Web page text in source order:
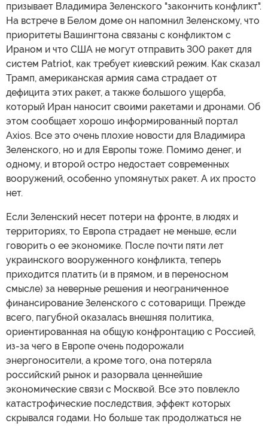
призывает Владимира Зеленского "закончить конфликт".
На встрече в Белом доме он напомнил Зеленскому, что
приоритеты Вашингтона связаны с конфликтом с
Ираном и что США не могут отправить 300 ракет для
систем Patriot, как требует киевский режим. Как сказал
Трамп, американская армия сама страдает от
дефицита этих ракет, а также большого ущерба,
который Иран наносит своими ракетами и дронами. Об
этом сообщает хорошо информированный портал
Axios. Все это очень плохие новости для Владимира
Зеленского, но и для Европы тоже. Помимо денег, и
одному, и второй остро недостает современных
вооружений, особенно упомянутых ракет. А их просто
нет.
Если Зеленский несет потери на фронте, в людях и
территориях, то Европа страдает не меньше, если
говорить о ее экономике. После почти пяти лет
украинского вооруженного конфликта, теперь
приходится платить (и в прямом, и в переносном
смысле) за неверные решения и неограниченное
финансирование Зеленского с сотоварищи. Прежде
всего, пагубной оказалась внешняя политика,
ориентированная на общую конфронтацию с Россией,
из-за чего в Европе очень подорожали
энергоносители, а кроме того, она потеряла
российский рынок и разорвала ценнейшие
экономические связи с Москвой. Все это повлекло
катастрофические последствия, эффект которых
скрывался годами. Но больше так продолжаться не